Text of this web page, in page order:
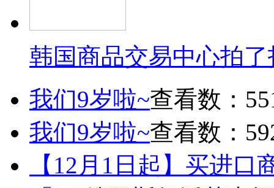
韩国商品交易中心拍
我们9岁啦~查看数：
我们9岁啦~查看数：
【12月1日起】买进口